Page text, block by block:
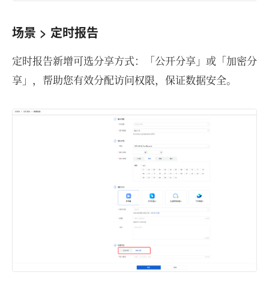
场景 > 定时报告
定时报告新增可选分享方式：「公开分享」或「加密分
享」，帮助您有效分配访问权限，保证数据安全。